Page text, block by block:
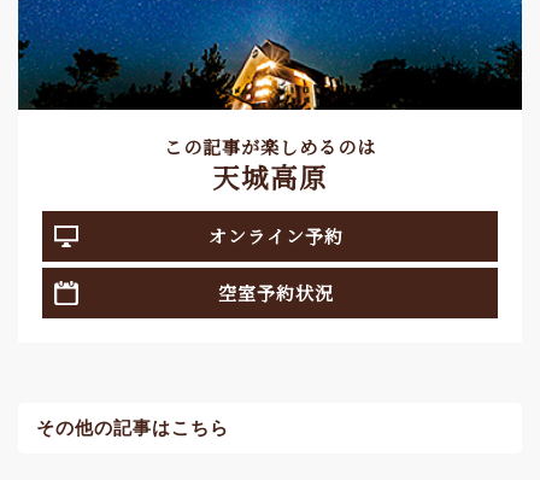
この記事が楽しめるのは
天城高原
オンライン予約
空室予約状況
その他の記事はこちら